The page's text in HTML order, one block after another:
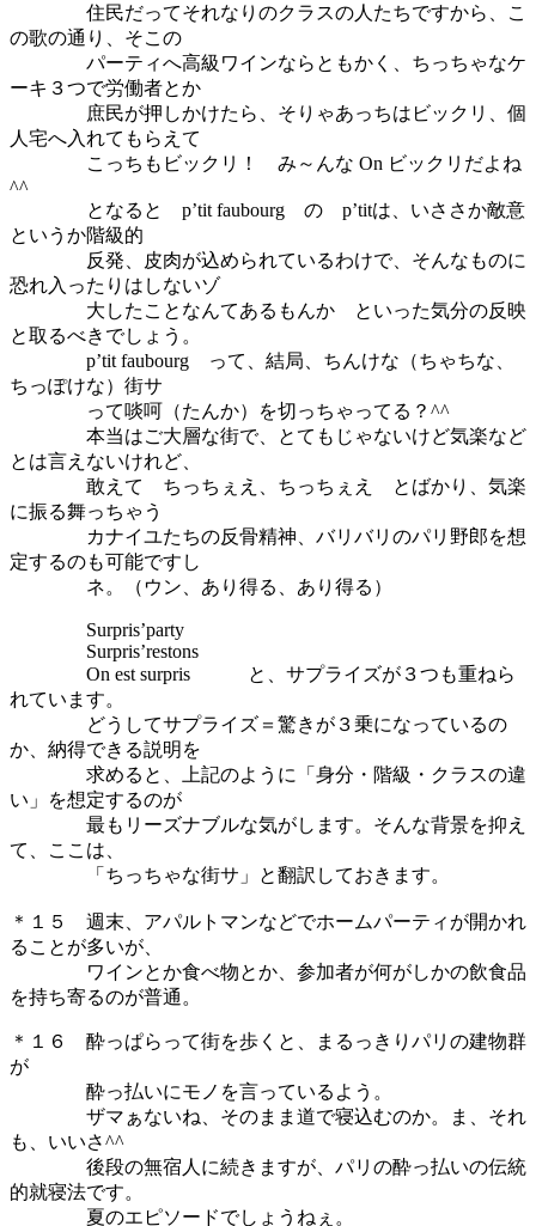
住民だってそれなりのクラスの人たちですから、こ
の歌の通り、そこの
パーティへ高級ワインならともかく、ちっちゃなケ
ーキ３つで労働者とか
庶民が押しかけたら、そりゃあっちはビックリ、個
人宅へ入れてもらえて
こっちもビックリ！ み～んな On ビックリだよね
^^
となると p’tit faubourg の p’titは、いささか敵意
というか階級的
反発、皮肉が込められているわけで、そんなものに
恐れ入ったりはしないゾ
大したことなんてあるもんか といった気分の反映
と取るべきでしょう。
p’tit faubourg って、結局、ちんけな（ちゃちな、
ちっぽけな）街サ
って啖呵（たんか）を切っちゃってる？^^
本当はご大層な街で、とてもじゃないけど気楽など
とは言えないけれど、
敢えて ちっちぇえ、ちっちぇえ とばかり、気楽
に振る舞っちゃう
カナイユたちの反骨精神、バリバリのパリ野郎を想
定するのも可能ですし
ネ。（ウン、あり得る、あり得る）
Surpris’party
Surpris’restons
On est surpris と、サプライズが３つも重ねら
れています。
どうしてサプライズ＝驚きが３乗になっているの
か、納得できる説明を
求めると、上記のように「身分・階級・クラスの違
い」を想定するのが
最もリーズナブルな気がします。そんな背景を抑え
て、ここは、
「ちっちゃな街サ」と翻訳しておきます。
＊１５ 週末、アパルトマンなどでホームパーティが開かれ
ることが多いが、
ワインとか食べ物とか、参加者が何がしかの飲食品
を持ち寄るのが普通。
＊１６ 酔っぱらって街を歩くと、まるっきりパリの建物群
が
酔っ払いにモノを言っているよう。
ザマぁないね、そのまま道で寝込むのか。ま、それ
も、いいさ^^
後段の無宿人に続きますが、パリの酔っ払いの伝統
的就寝法です。
夏のエピソードでしょうねぇ。